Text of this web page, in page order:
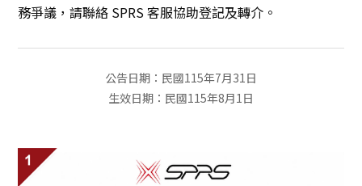
務爭議，請聯絡 SPRS 客服協助登記及轉介。
公告日期：民國115年7月31日
生效日期：民國115年8月1日